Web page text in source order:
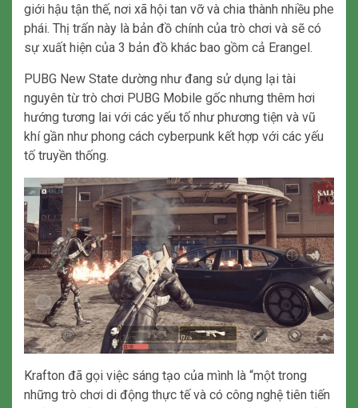
giới hậu tận thế, nơi xã hội tan vỡ và chia thành nhiều phe
phái. Thị trấn này là bản đồ chính của trò chơi và sẽ có
sự xuất hiện của 3 bản đồ khác bao gồm cả Erangel.
PUBG New State dường như đang sử dụng lại tài
nguyên từ trò chơi PUBG Mobile gốc nhưng thêm hơi
hướng tương lai với các yếu tố như phương tiện và vũ
khí gần như phong cách cyberpunk kết hợp với các yếu
tố truyền thống.
Krafton đã gọi việc sáng tạo của mình là “một trong
những trò chơi di động thực tế và có công nghệ tiên tiến